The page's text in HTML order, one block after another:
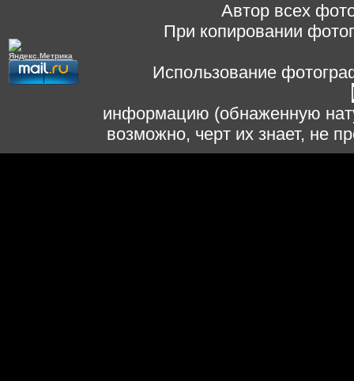
Автор всех
При копировании
Использование
информацию (обнаженную
возможно, черт их знает, не